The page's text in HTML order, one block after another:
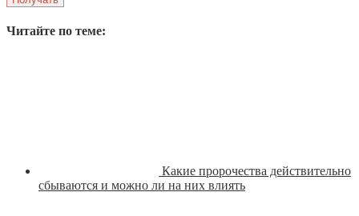
Читайте по теме:
Какие пророчества действительно
сбываются и можно ли на них влиять